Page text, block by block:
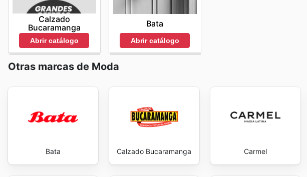
reducidos y ofertas exclusivas que demuestran el compromiso de la
calidad.Stay up to date with Camisería Inglesa's weekly ads and enjoy
Calzado
Bucaramanga
Abrir catálogo
Bata
Abrir catálogo
Otras marcas de Moda
Bata Calzado Bucaramanga Carmel